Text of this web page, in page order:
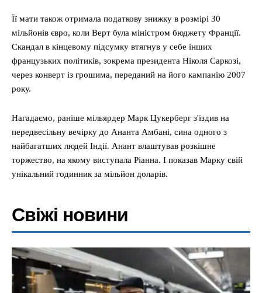
Її мати також отримала податкову знижку в розмірі 30
мільйонів євро, коли Верт була міністром бюджету Франції.
Скандал в кінцевому підсумку втягнув у себе інших
французьких політиків, зокрема президента Ніколя Саркозі,
через конверт із грошима, переданий на його кампанію 2007
року.
Нагадаємо, раніше мільярдер Марк Цукерберг з'їздив на
передвесільну вечірку до Ананта Амбані, сина одного з
найбагатших людей Індії. Анант влаштував розкішне
торжество, на якому виступала Ріанна. І показав Марку свій
унікальний годинник за мільйон доларів.
Свіжі новини